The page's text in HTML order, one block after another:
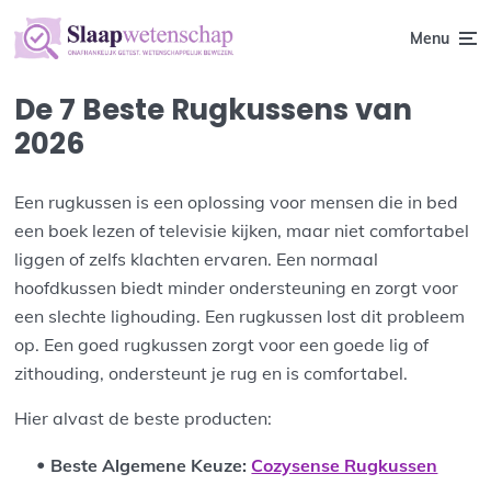
Menu
De 7 Beste Rugkussens van
2026
Een rugkussen is een oplossing voor mensen die in bed
een boek lezen of televisie kijken, maar niet comfortabel
liggen of zelfs klachten ervaren. Een normaal
hoofdkussen biedt minder ondersteuning en zorgt voor
een slechte lighouding. Een rugkussen lost dit probleem
op. Een goed rugkussen zorgt voor een goede lig of
zithouding, ondersteunt je rug en is comfortabel.
Hier alvast de beste producten:
Beste Algemene Keuze: Cozysense Rugkussen